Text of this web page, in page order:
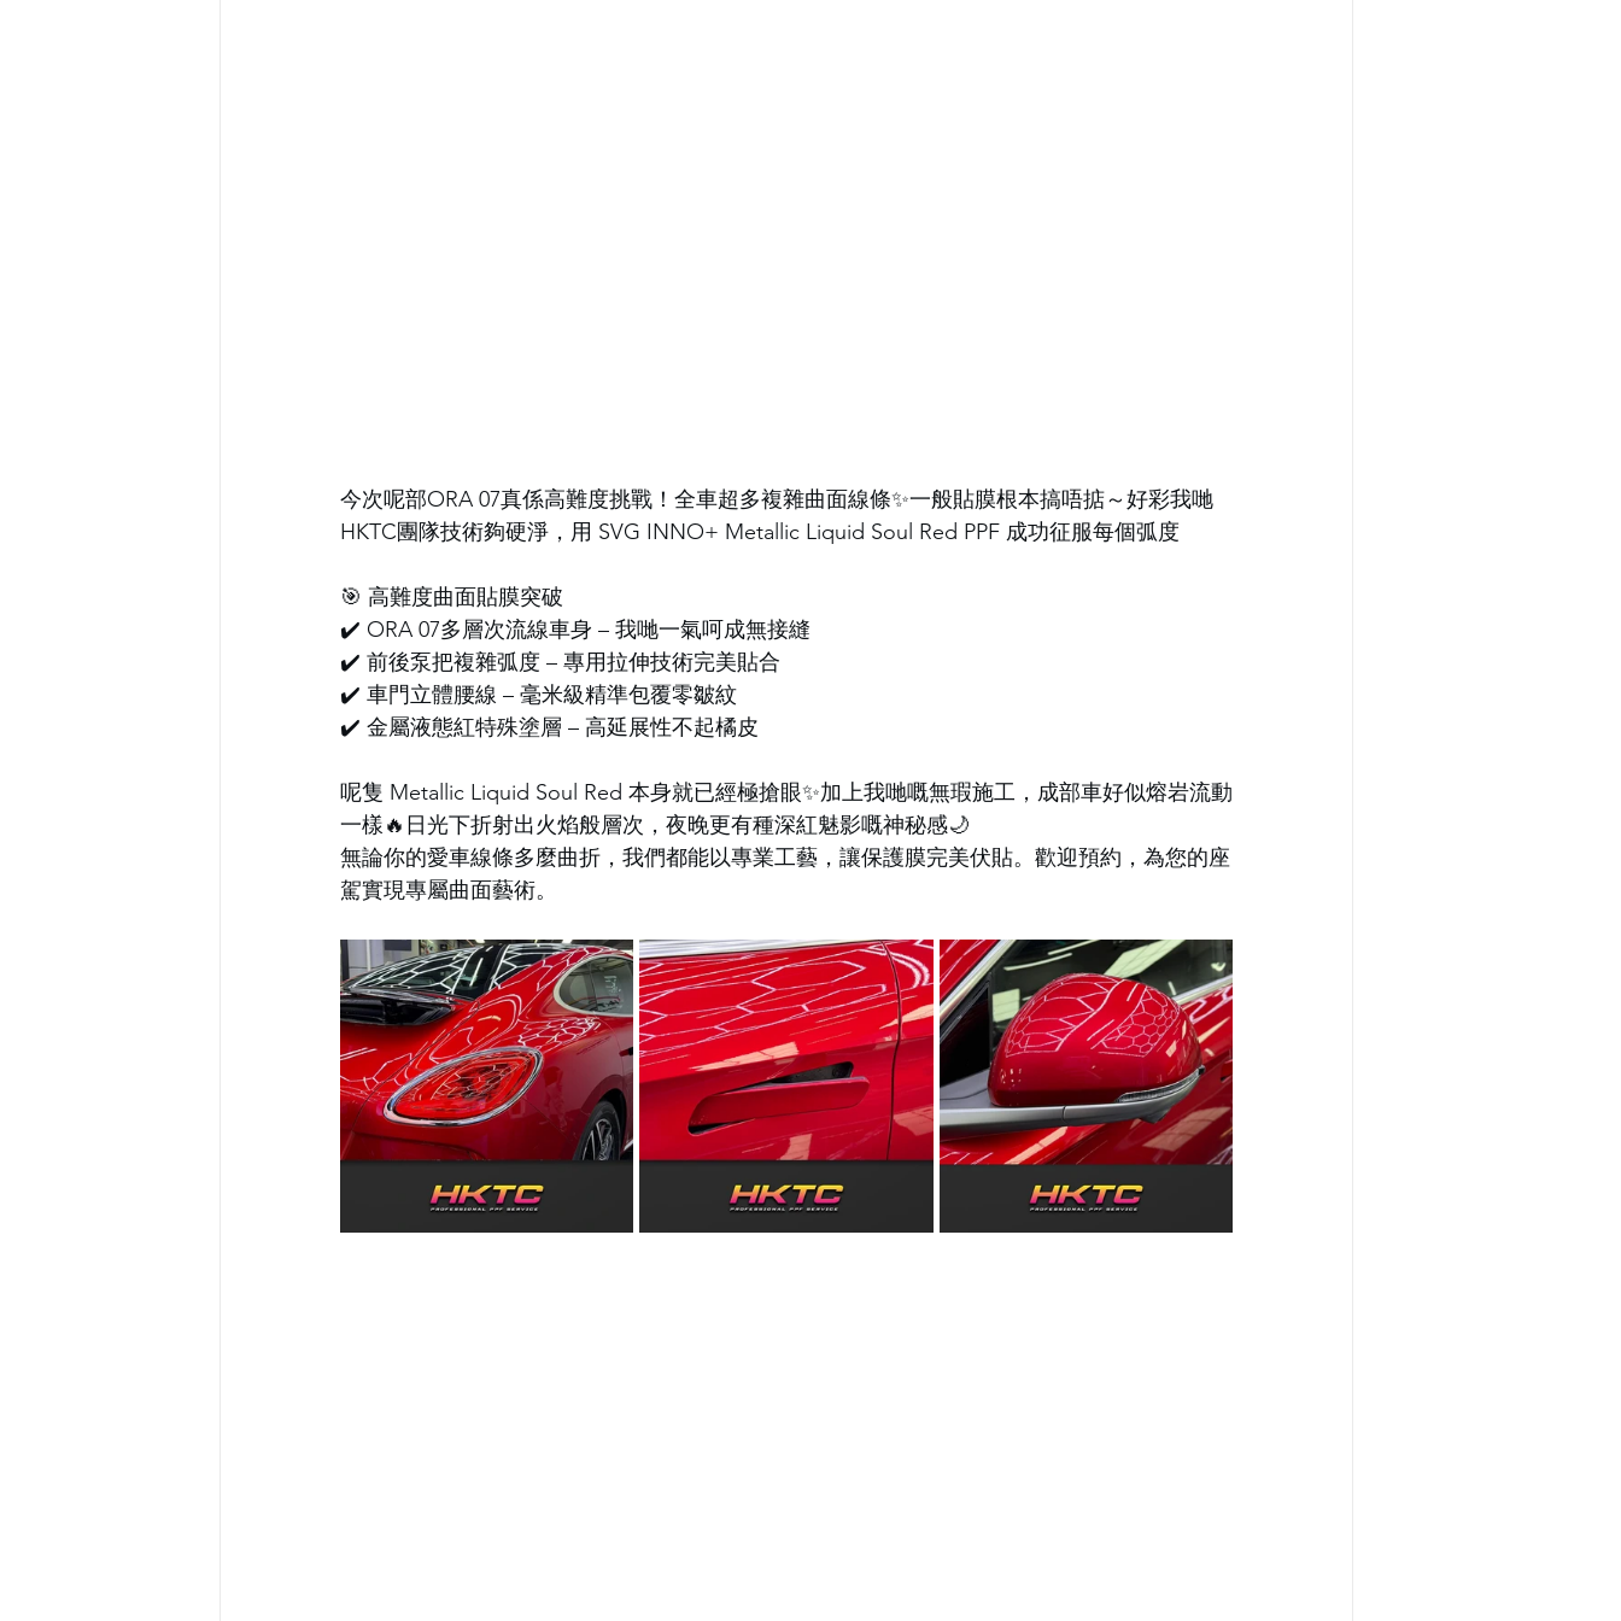
今次呢部ORA 07真係高難度挑戰！全車超多複雜曲面線條✨一般貼膜根本搞唔掂～好彩我哋
HKTC團隊技術夠硬淨，用 SVG INNO+ Metallic Liquid Soul Red PPF 成功征服每個弧度
🎯 高難度曲面貼膜突破
✔️ ORA 07多層次流線車身 – 我哋一氣呵成無接縫
✔️ 前後泵把複雜弧度 – 專用拉伸技術完美貼合
✔️ 車門立體腰線 – 毫米級精準包覆零皺紋
✔️ 金屬液態紅特殊塗層 – 高延展性不起橘皮
呢隻 Metallic Liquid Soul Red 本身就已經極搶眼✨加上我哋嘅無瑕施工，成部車好似熔岩流動
一樣🔥日光下折射出火焰般層次，夜晚更有種深紅魅影嘅神秘感🌙
無論你的愛車線條多麼曲折，我們都能以專業工藝，讓保護膜完美伏貼。歡迎預約，為您的座
駕實現專屬曲面藝術。